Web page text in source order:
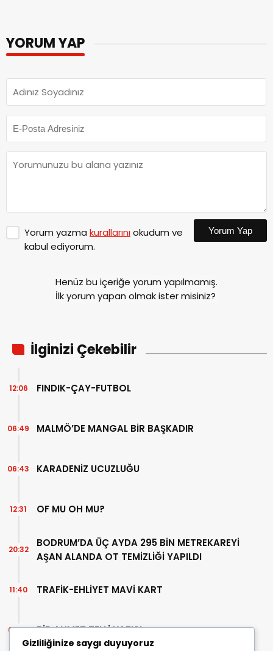
YORUM YAP
Yorum yazma kurallarınıokudum ve
kabul ediyorum.
Yorum Yap
Henüz bu içeriğe yorum yapılmamış.
İlk yorum yapan olmak ister misiniz?
İlginizi Çekebilir
FINDIK-ÇAY-FUTBOL
12:06
MALMÖ’DE MANGAL BİR BAŞKADIR
06:49
KARADENİZ UCUZLUĞU
06:43
OF MU OH MU?
12:31
BODRUM’DA ÜÇ AYDA 295 BİN METREKAREYİ
AŞAN ALANDA OT TEMİZLİĞİ YAPILDI
20:32
TRAFİK-EHLİYET MAVİ KART
11:40
BİR AHMET TELLİ YAZISI
07:30
Gizliliğinize saygı duyuyoruz